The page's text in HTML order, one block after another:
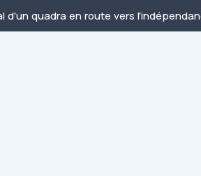
d'un quadra en route vers